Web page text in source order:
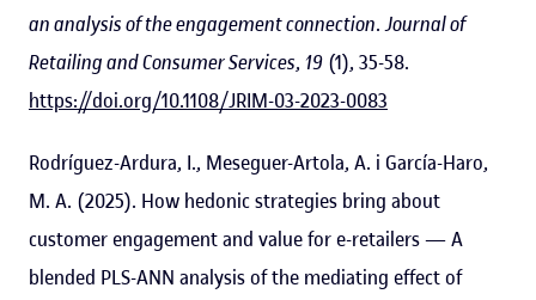
an analysis of the engagement connection.Journal of
Retailing and Consumer Services, 19 (1), 35-58.
https://doi.org/10.1108/JRIM-03-2023-0083
Rodríguez-Ardura, I., Meseguer-Artola, A. i García-Haro,
M. A. (2025). How hedonic strategies bring about
customer engagement and value for e-retailers — A
blended PLS-ANN analysis of the mediating effect of